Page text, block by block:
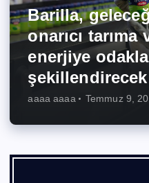
Barilla,
onarıcı
enerjiye
şekillendirecek
aaaa aaaa Temmuz 9,